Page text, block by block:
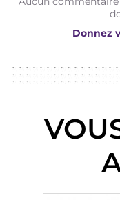
Donnez